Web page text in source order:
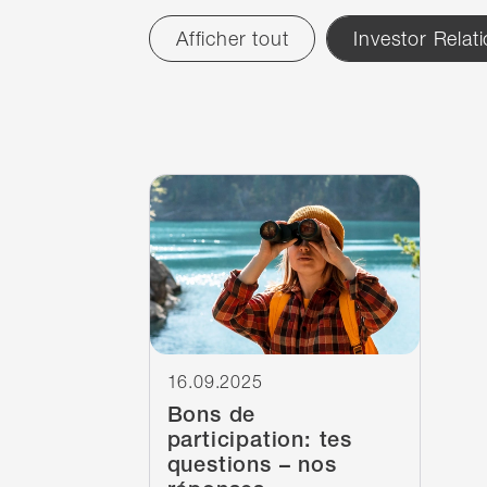
Filter
Afficher tout Investor
News
1 résultats 1 résultats
Bons de
participation: tes
questions – nos
16.09.2025
Continuer à lire